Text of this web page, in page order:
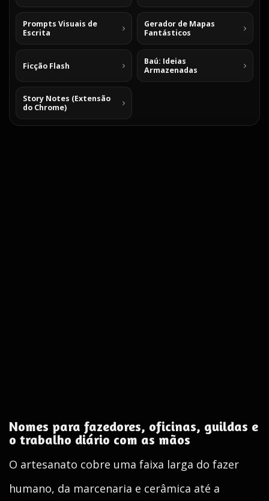
Prompts Visuais de
Escrita
Gerador de Mapas
Fantásticos
Ficção Flash
Baú: Ideias
Armazenadas
Story Notes (Extensão
do Chrome)
Nomes para fazedores, oficinas, guildas e
o trabalho diário com as mãos
O artesanato cobre uma faixa larga do fazer
humano, da marcenaria e cerâmica até a